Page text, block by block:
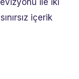
içerik